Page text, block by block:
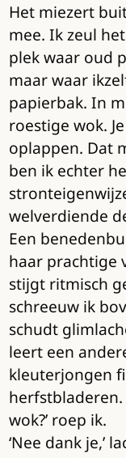
Het miezert
mee. Ik zeul
plek waar oud
maar waar
papierbak. In
roestige wok.
oplappen. Dat
ben ik echter
welverdiende
Een
haar prachtige
stijgt ritmisch
schreeuw ik
schudt
leert een
kleuterjongen
herfstbladeren.
wok?’ roep ik.
‘Nee dank je,’